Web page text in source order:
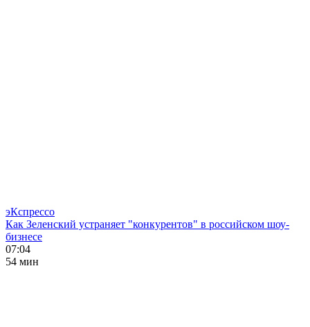
эКспрессо
Как Зеленский устраняет "конкурентов" в российском шоу-
бизнесе
07:04
54 мин